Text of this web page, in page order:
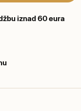
iznad 60 eura